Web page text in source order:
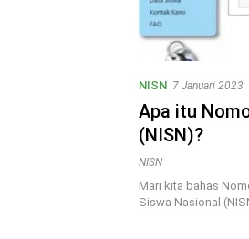
NISN 7 Januari 2023
Apa itu
(NISN)?
NISN
Mari kita bahas
Siswa Nasional